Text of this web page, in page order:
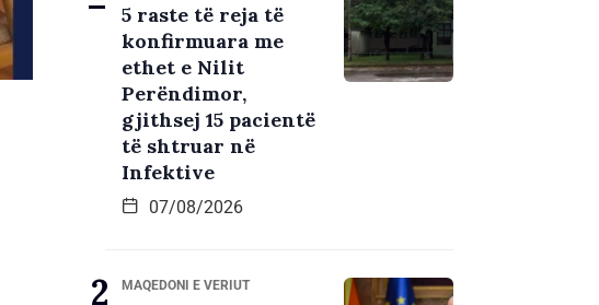
5 raste të reja të
konfirmuara me
ethet e Nilit
Perëndimor,
gjithsej 15 pacientë
të shtruar në
Infektive
07/08/2026
MAQEDONI E VERIUT